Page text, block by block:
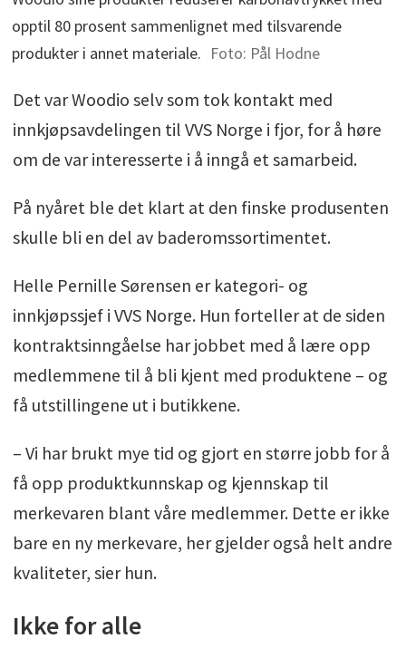
opptil 80 prosent sammenlignet med tilsvarende
produkter i annet materiale. Foto: Pål Hodne
Det var Woodio selv som tok kontakt med
innkjøpsavdelingen til VVS Norge i fjor, for å høre
om de var interesserte i å inngå et samarbeid.
På nyåret ble det klart at den finske produsenten
skulle bli en del av baderomssortimentet.
Helle Pernille Sørensen er kategori- og
innkjøpssjef i VVS Norge. Hun forteller at de siden
kontraktsinngåelse har jobbet med å lære opp
medlemmene til å bli kjent med produktene – og
få utstillingene ut i butikkene.
– Vi har brukt mye tid og gjort en større jobb for å
få opp produktkunnskap og kjennskap til
merkevaren blant våre medlemmer. Dette er ikke
bare en ny merkevare, her gjelder også helt andre
kvaliteter, sier hun.
Ikke for alle